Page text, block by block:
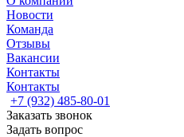
Новости
Команда
Отзывы
Вакансии
Контакты
Контакты
+7 (932) 485-80-01
Заказать звонок
Задать вопрос